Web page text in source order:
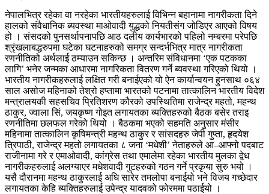
नेपालभित्र रहेका वा नरहेका भारतीयहरुलाई विभिन्न बहानामा नागरीकता दिने
हालको संवैधानिक ब्यवस्था माओवादी युद्धको नियतीसंग जोडिएर आएको विषय
हो । संसदको पुनसर्थापनापछि आठ दलीय कार्यभारको पहिलो नम्बरमा परेपछि
श्रृंखलाबद्धरुपमा घटेका घटनाहरुको समग्र सन्दर्भभित्र मात्र नागरीकता
रणनीतिको अर्थलाई ठम्याउन सकिन्छ । अन्तरिम संविधानमा ‘एक पटकका
लागि’ भनेर जन्मका आधारमा नागरिकता वितरण गर्ने ब्यवस्था गरिएको थियो ।
भारतीय नागरीकहरुलाई लक्षित गरी बनाईएको यो ऐन कार्यान्वयन हुनसाथ ०६४
साल असोज महिनाको तेश्रो हप्तामा भारतको पटनामा तात्कालिन भारतीय विदेश
मन्त्रालयकी सहसचिव प्रितिशरण कौरको उपस्थितिमा राजेन्द्र महतो, महन्थ
ठाकुर, ज्वाला सिं, जयकृष्ण गोइत लगायतका ब्यक्तिहरुको बैठक बसेर तराइ
रणनीतिमा छलफल गरेको थियो । बैठकमा भएको सहमति अनुसार मंसीर
महिनामा तात्कालिन कृषिमन्त्री महन्थ ठाकुर र सांसदहरु जेपी गुप्ता, हृदयेश
त्रिपाठी, राजेन्द्र महतो लगायतका ८ जना ‘मधेशी’ नेताहरुले आ–आफ्नो पदबाट
राजीनामा गरे र एमाओवादी, कांग्रेस तथा एमालेमा रहेका भारतीय मुलका द्वेध
नागरीकहरुलाई अलग्याएर मधेशवादी गुटहरुको गठन गर्ने प्रकृया सुरु भयो ।
यसै दौरानमा महन्थ ठाकुरलाई अघि सारेर तमलोपा बनाईयो भने विजय गच्छेदार
लगायतका केहि ब्यक्तिहरुलाई उपेन्द्र यादवको फोरममा पठाईयो ।